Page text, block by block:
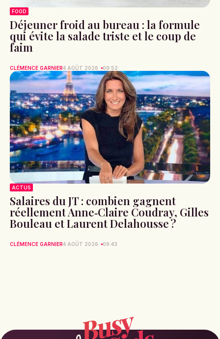
FOOD
Déjeuner froid au bureau : la formule
qui évite la salade triste et le coup de
faim
CLÉMENCE GARNIER4 AOÛT 2026 09:52
ACTUS
Salaires du JT : combien gagnent
réellement Anne‑Claire Coudray, Gilles
Bouleau et Laurent Delahousse ?
CLÉMENCE GARNIER4 AOÛT 2026 09:43